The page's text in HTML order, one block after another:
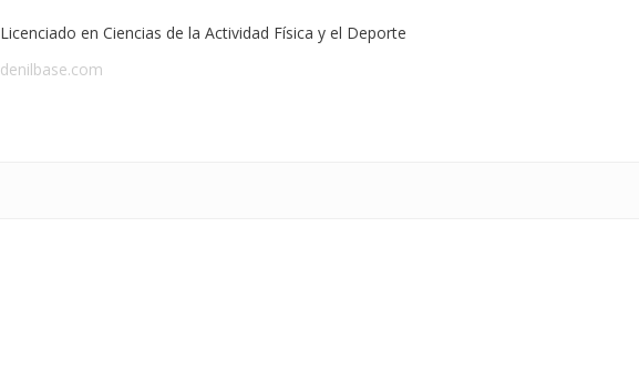
Licenciado en Ciencias de la Actividad Física y el Deporte
denilbase.com